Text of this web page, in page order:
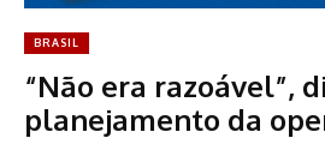
BRASIL
“Não era razoável”,
planejamento da